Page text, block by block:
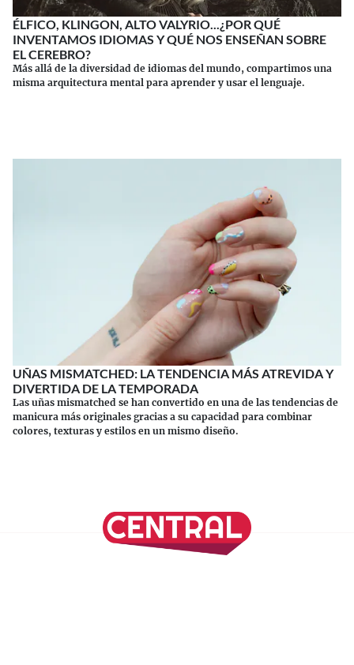
ÉLFICO, KLINGON, ALTO VALYRIO...¿POR QUÉ
INVENTAMOS IDIOMAS Y QUÉ NOS ENSEÑAN SOBRE
EL CEREBRO?
Más allá de la diversidad de idiomas del mundo, compartimos una
misma arquitectura mental para aprender y usar el lenguaje.
UÑAS MISMATCHED: LA TENDENCIA MÁS ATREVIDA Y
DIVERTIDA DE LA TEMPORADA
Las uñas mismatched se han convertido en una de las tendencias de
manicura más originales gracias a su capacidad para combinar
colores, texturas y estilos en un mismo diseño.